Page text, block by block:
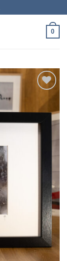
0
Ajouter
à la
wishlist